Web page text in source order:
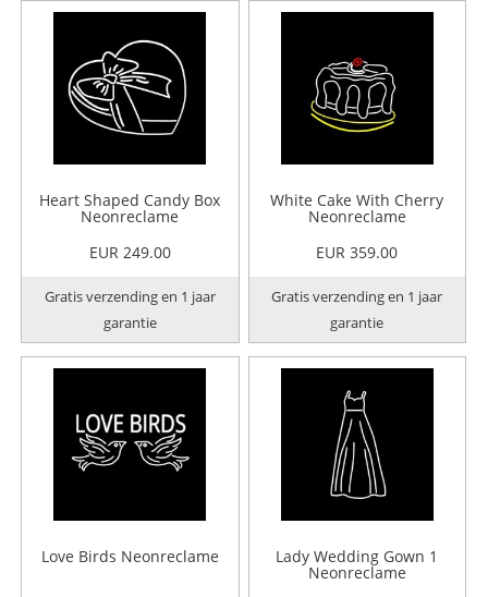
Heart Shaped Candy Box
Neonreclame
EUR 249.00
Gratis verzending en 1 jaar
garantie
White Cake With Cherry
Neonreclame
EUR 359.00
Gratis verzending en 1 jaar
garantie
Love Birds Neonreclame Lady Wedding Gown 1
Neonreclame